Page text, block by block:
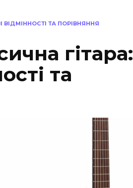
ТА ПОРІВНЯННЯ
гітара:
та